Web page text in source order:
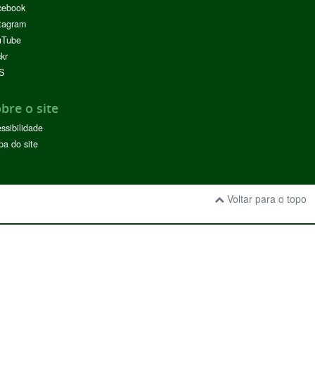
o site
do site
Voltar para o topo